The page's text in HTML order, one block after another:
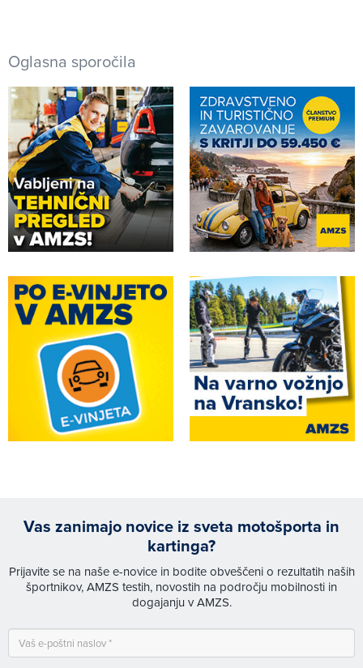
Oglasna sporočila
Vas zanimajo novice iz sveta motošporta in
kartinga?
Prijavite se na naše e-novice in bodite obveščeni o rezultatih naših
športnikov, AMZS testih, novostih na področju mobilnosti in
dogajanju v AMZS.